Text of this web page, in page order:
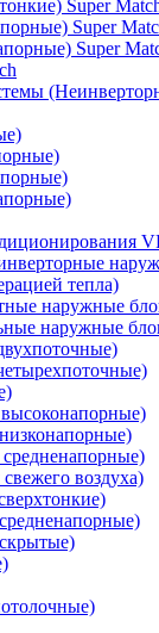
Super
Super
Super
тепла)
наружные
наружные
воздуха)